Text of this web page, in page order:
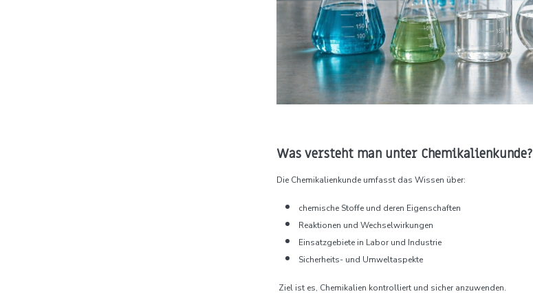
Was versteht man unter Chemikalienkunde?
Die Chemikalienkunde umfasst das Wissen über:
chemische Stoffe und deren Eigenschaften
Reaktionen und Wechselwirkungen
Einsatzgebiete in Labor und Industrie
Sicherheits- und Umweltaspekte
Ziel ist es, Chemikalien kontrolliert und sicher anzuwenden.